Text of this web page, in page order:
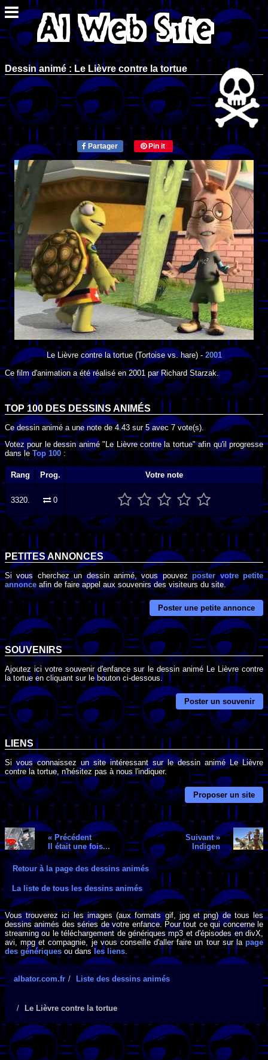
Dessin animé : Le Lièvre contre la tortue
Partager Pin it
Le Lièvre contre la tortue(Tortoise vs. hare) - 2001
Ce film d'animation a été réalisé en 2001 parRichard Starzak.
TOP 100 DES DESSINS ANIMÉS
Ce dessin animé a une note de4.43 sur5 avec7vote(s).
Votez pour le dessin animé "Le Lièvre contre la tortue" afin qu'il progresse
dans le Top 100 :
Rang Prog. Votre note
3320. 0
PETITES ANNONCES
Si vous cherchez un dessin animé, vous pouvezposter votre petite
annonceafin de faire appel aux souvenirs des visiteurs du site.
Poster une petite annonce
SOUVENIRS
Ajoutez ici votre souvenir d'enfance sur le dessin animé Le Lièvre contre
la tortue en cliquant sur le bouton ci-dessous.
Poster un souvenir
LIENS
Si vous connaissez un site intéressant sur le dessin animé Le Lièvre
contre la tortue, n'hésitez pas à nous l'indiquer.
Proposer un site
« Précédent
Il était une fois...
Suivant »
Indigen
Retour à la page des dessins animés
La liste de tous les dessins animés
Vous trouverez ici les images (aux formats gif, jpg et png) de tous les
dessins animés des séries de votre enfance. Pour tout ce qui concerne le
streaming ou le téléchargement de génériques mp3 et d'épisodes en divX,
avi, mpg et compagnie, je vous conseille d'aller faire un tour sur la page
des génériques ou dans les liens.
albator.com.fr Liste des dessins animés
Le Lièvre contre la tortue